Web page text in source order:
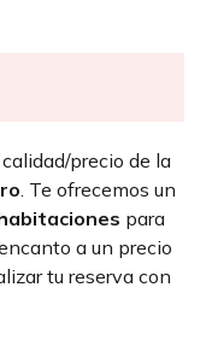
precio de la
. Te ofrecemos un
para
a un precio
tu reserva con